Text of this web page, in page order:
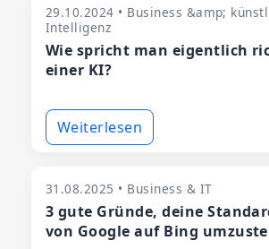
29.10.2024 • Business &amp;
Intelligenz
Wie spricht man eigentlich
einer KI?
Weiterlesen
31.08.2025 • Business & IT
3 gute Gründe, deine
von Google auf Bing